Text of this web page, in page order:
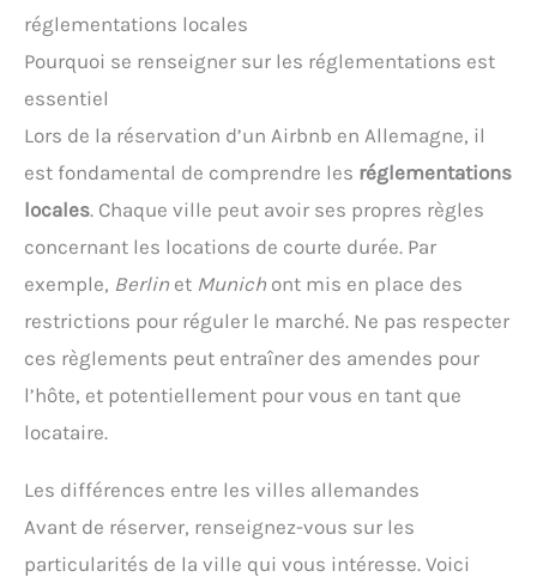
réglementations locales
Pourquoi se renseigner sur les réglementations est
essentiel
Lors de la réservation d’un Airbnb en Allemagne, il
est fondamental de comprendre les réglementations
locales. Chaque ville peut avoir ses propres règles
concernant les locations de courte durée. Par
exemple, Berlin et Munich ont mis en place des
restrictions pour réguler le marché. Ne pas respecter
ces règlements peut entraîner des amendes pour
l’hôte, et potentiellement pour vous en tant que
locataire.
Les différences entre les villes allemandes
Avant de réserver, renseignez-vous sur les
particularités de la ville qui vous intéresse. Voici